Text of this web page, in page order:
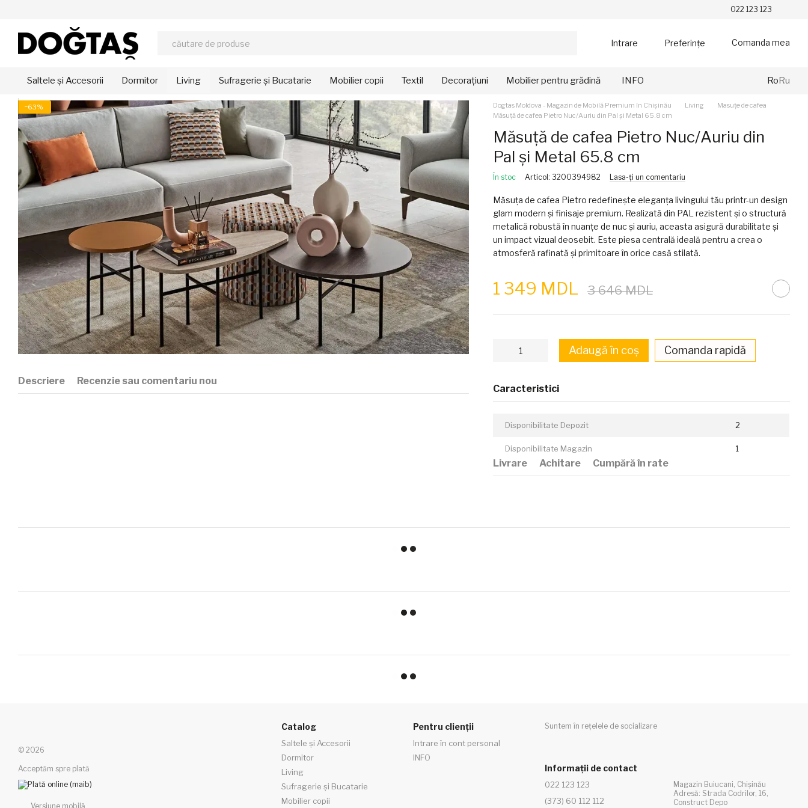
022 123 123
Intrare Preferințe Comanda mea
Saltele și Accesorii Dormitor Living Sufragerie și Bucatarie Mobilier copii Textil Decorațiuni Mobilier pentru grădină INFO RoRu
−63%
Descriere Recenzie sau comentariu nou
Dogtas Moldova - Magazin de Mobilă Premium în Chișinău Living
Masuțe de cafea
Măsuță de cafea Pietro Nuc/Auriu din Pal și Metal 65.8 cm
Măsuță de cafea Pietro Nuc/Auriu din
Pal și Metal 65.8 cm
În stoc Articol: 3200394982 Lasa-ți un comentariu
Măsuța de cafea Pietro redefinește eleganța livingului tău printr-un design
glam modern și finisaje premium. Realizată din PAL rezistent și o structură
metalică robustă în nuanțe de nuc și auriu, aceasta asigură durabilitate și
un impact vizual deosebit. Este piesa centrală ideală pentru a crea o
atmosferă rafinată și primitoare în orice casă stilată.
1 349 MDL 3 646 MDL
Adaugă în coș Comanda rapidă
Caracteristici
Disponibilitate Depozit 2
Disponibilitate Magazin 1
Livrare Achitare Cumpără în rate
© 2026
Acceptăm spre plată
Versiune mobilă
Catalog
Saltele și Accesorii
Dormitor
Living
Sufragerie și Bucatarie
Mobilier copii
Pentru clienții
Intrare în cont personal
INFO
Suntem în rețelele de socializare
Informații de contact
022 123 123
(373) 60 112 112
Magazin Buiucani, Chișinău
Adresă: Strada Codrilor, 16,
Construct Depo